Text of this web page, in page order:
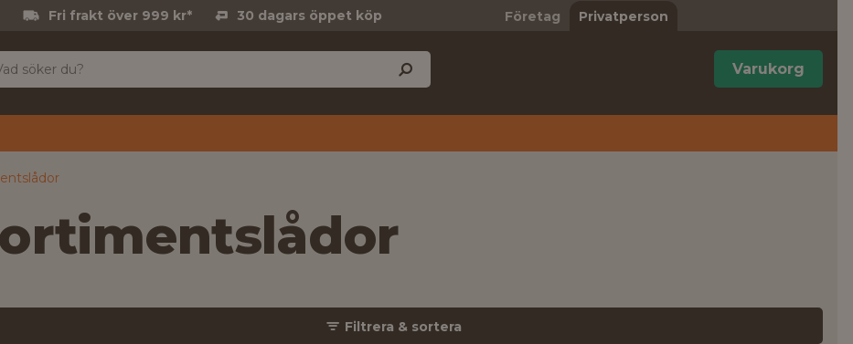
Fri frakt över 999 kr* 30 dagars öppet köp Företag Privatperson
Varukorg
Filtrera & sortera